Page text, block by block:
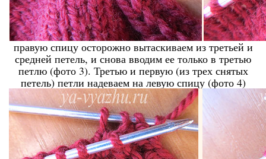
правую спицу осторожно вытаскиваем из третьей и
средней петель, и снова вводим ее только в третью
петлю (фото 3). Третью и первую (из трех снятых
петель) петли надеваем на левую спицу (фото 4)